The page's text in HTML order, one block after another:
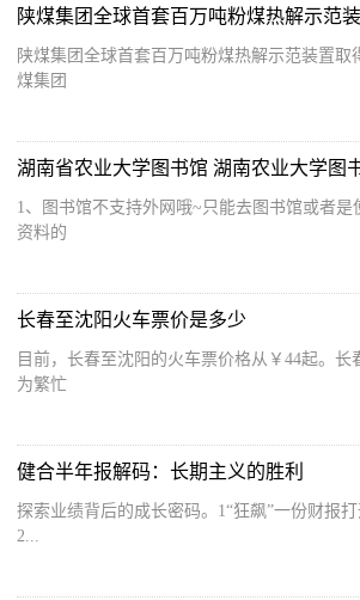
陕煤集团全球首套百万吨粉煤热解示范
陕煤集团全球首套百万吨粉煤热解示范装置取
煤集团
湖南省农业大学图书馆 湖南农业大学图
1、图书馆不支持外网哦~只能去图书馆或者是
资料的
长春至沈阳火车票价是多少
目前，长春至沈阳的火车票价格从￥44起。长
为繁忙
健合半年报解码：长期主义的胜利
探索业绩背后的成长密码。1“狂飙”一份财报
2...